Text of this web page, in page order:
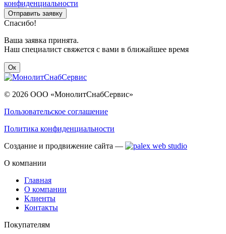
конфиденциальности
Отправить заявку
Спасибо!
Ваша заявка принята.
Наш специалист свяжется с вами в ближайшее время
Ок
© 2026 ООО «МонолитСнабСервис»
Пользовательское соглашение
Политика конфиденциальности
Создание и продвижение сайта —
О компании
Главная
О компании
Клиенты
Контакты
Покупателям